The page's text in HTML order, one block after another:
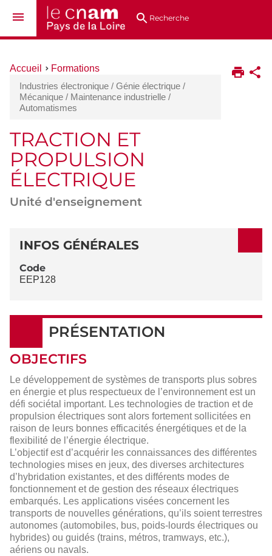
au
directsRecherche
Vous
ici :
Accueil
Formations
Industries électronique / Génie électrique /
Mécanique / Maintenance industrielle /
Automatismes
TRACTION ET
PROPULSION
ÉLECTRIQUE
Unité d'enseignement
DÉTAILS
INFOS GÉNÉRALES
Code
EEP128
PRÉSENTATION
OBJECTIFS
Le développement de systèmes de transports plus sobres
en énergie et plus respectueux de l’environnement est un
défi sociétal important. Les technologies de traction et de
propulsion électriques sont alors fortement sollicitées en
raison de leurs bonnes efficacités énergétiques et de la
flexibilité de l’énergie électrique.
L’objectif est d’acquérir les connaissances des différentes
technologies mises en jeux, des diverses architectures
d’hybridation existantes, et des différents modes de
fonctionnement et de gestion des réseaux électriques
embarqués. Les applications visées concernent les
transports de nouvelles générations, qu’ils soient terrestres
autonomes (automobiles, bus, poids-lourds électriques ou
hybrides) ou guidés (trains, métros, tramways, etc.),
aériens ou navals.